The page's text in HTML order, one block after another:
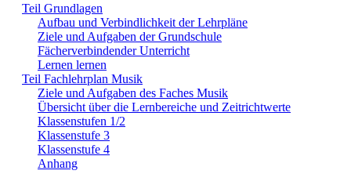
Teil Grundlagen
Aufbau und Verbindlichkeit der Lehrpläne
Ziele und Aufgaben der Grundschule
Fächerverbindender Unterricht
Lernen lernen
Teil Fachlehrplan Musik
Ziele und Aufgaben des Faches Musik
Übersicht über die Lernbereiche und Zeitrichtwerte
Klassenstufen 1/2
Klassenstufe 3
Klassenstufe 4
Anhang